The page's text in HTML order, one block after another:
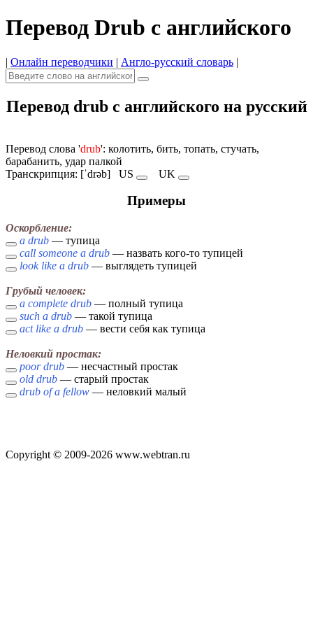
Перевод Drub с английского
| Онлайн переводчики | Англо-русский словарь |
Перевод drub с английского на русский
Перевод слова 'drub': колотить, бить, топать, стучать,
барабанить, удар палкой
Транскрипция: [ˈdrəb] US UK
Примеры
Оскорбление:
a drub — тупица
call someone a drub — назвать кого-то тупицей
look like a drub — выглядеть тупицей
Грубый человек:
a complete drub — полный тупица
such a drub — такой тупица
act like a drub — вести себя как тупица
Неловкий простак:
poor drub — несчастный простак
old drub — старый простак
drub of a fellow — неловкий малый
Copyright © 2009-2026 www.webtran.ru